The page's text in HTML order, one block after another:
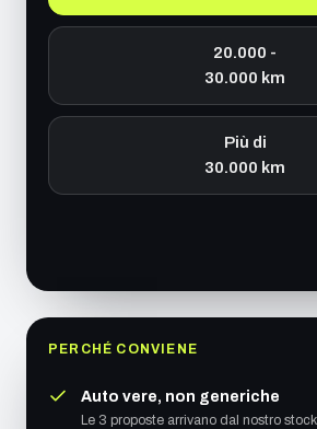
20.000 -
30.000 km
Più di
30.000 km
PERCHÉ CONVIENE
Auto vere, non generiche
Le 3 proposte arrivano dal nostro